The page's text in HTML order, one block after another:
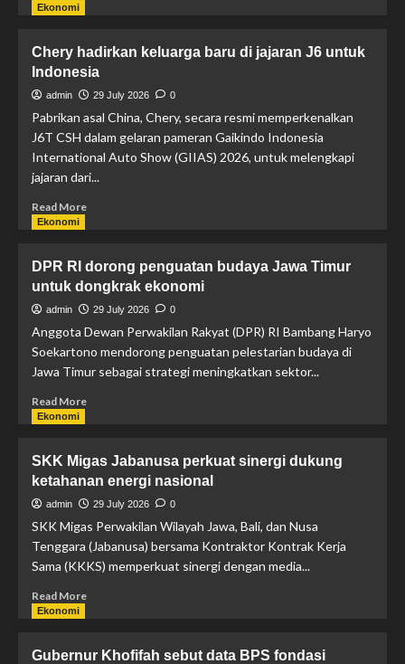
Ekonomi
Chery hadirkan keluarga baru di jajaran J6 untuk
Indonesia
admin 29 July 2026 0
Pabrikan asal China, Chery, secara resmi memperkenalkan
J6T CSH dalam gelaran pameran Gaikindo Indonesia
International Auto Show (GIIAS) 2026, untuk melengkapi
jajaran dari...
Read More
Ekonomi
DPR RI dorong penguatan budaya Jawa Timur
untuk dongkrak ekonomi
admin 29 July 2026 0
Anggota Dewan Perwakilan Rakyat (DPR) RI Bambang Haryo
Soekartono mendorong penguatan pelestarian budaya di
Jawa Timur sebagai strategi meningkatkan sektor...
Read More
Ekonomi
SKK Migas Jabanusa perkuat sinergi dukung
ketahanan energi nasional
admin 29 July 2026 0
SKK Migas Perwakilan Wilayah Jawa, Bali, dan Nusa
Tenggara (Jabanusa) bersama Kontraktor Kontrak Kerja
Sama (KKKS) memperkuat sinergi dengan media...
Read More
Ekonomi
Gubernur Khofifah sebut data BPS fondasi